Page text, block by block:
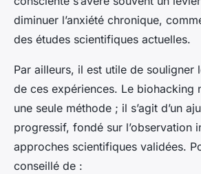
diminuer l’anxiété chronique,
des études scientifiques actuelles.
Par ailleurs, il est utile de souligner
de ces expériences. Le biohacking
une seule méthode ; il s’agit d’un
progressif, fondé sur l’observation
approches scientifiques validées.
conseillé de :